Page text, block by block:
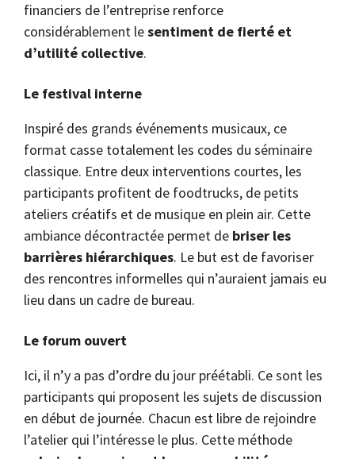
financiers de l’entreprise renforce
considérablement lesentiment de fierté et
d’utilité collective.
Le festival interne
Inspiré des grands événements musicaux, ce
format casse totalement les codes du séminaire
classique. Entre deux interventions courtes, les
participants profitent de foodtrucks, de petits
ateliers créatifs et de musique en plein air. Cette
ambiance décontractée permet de briser les
barrières hiérarchiques. Le but est de favoriser
des rencontres informelles qui n’auraient jamais eu
lieu dans un cadre de bureau.
Le forum ouvert
Ici, il n’y a pas d’ordre du jour préétabli. Ce sont les
participants qui proposent les sujets de discussion
en début de journée. Chacun est libre de rejoindre
l’atelier qui l’intéresse le plus. Cette méthode